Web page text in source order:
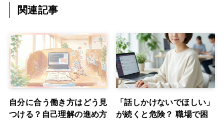
関連記事
自分に合う働き方はどう見
つける？自己理解の進め方
「話しかけないでほしい」
が続くと危険？ 職場で困